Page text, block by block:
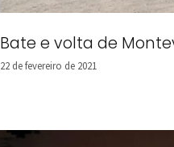
Bate e volta de
22 de fevereiro de 2021